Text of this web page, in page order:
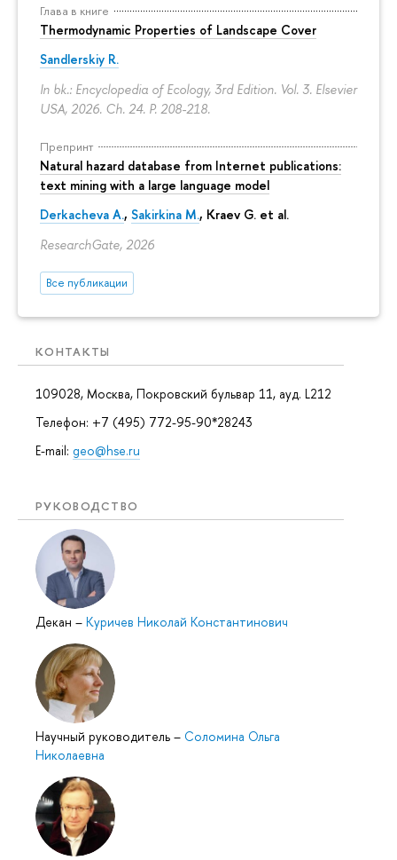
Глава в книге
Thermodynamic Properties of Landscape Cover
Sandlerskiy R.
In bk.: Encyclopedia of Ecology, 3rd Edition. Vol. 3. Elsevier
USA, 2026. Ch. 24. P. 208-218.
Препринт
Natural hazard database from Internet publications:
text mining with a large language model
Derkacheva A., Sakirkina M., Kraev G. et al.
ResearchGate, 2026
Все публикации
КОНТАКТЫ
109028, Москва, Покровский бульвар 11, ауд. L212
Телефон: +7 (495) 772-95-90*28243
E-mail: geo@hse.ru
РУКОВОДСТВО
Декан – Куричев Николай Константинович
Научный руководитель – Соломина Ольга
Николаевна